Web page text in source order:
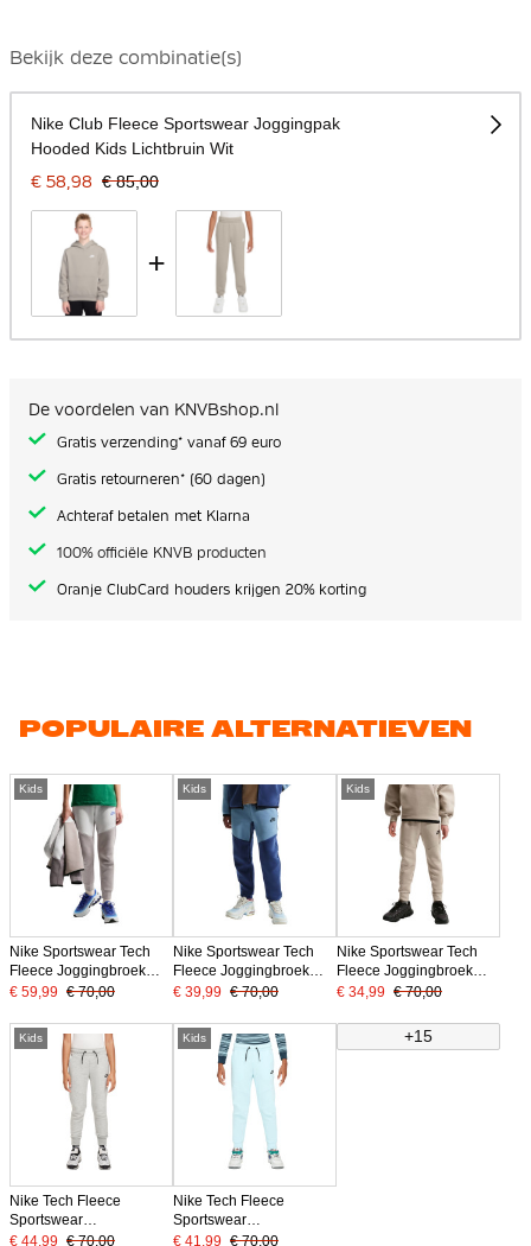
Bekijk deze combinatie(s)
Nike Club Fleece Sportswear Joggingpak
Hooded Kids Lichtbruin Wit
€ 58,98 € 85,00
+
De voordelen van KNVBshop.nl
Gratis verzending* vanaf 69 euro
Gratis retourneren* (60 dagen)
Achteraf betalen met Klarna
100% officiële KNVB producten
Oranje ClubCard houders krijgen 20% korting
POPULAIRE ALTERNATIEVEN
Kids
Nike Sportswear Tech
Fleece Joggingbroek
Kids Grijs Lichtgrijs Zwart
€ 59,99 € 70,00
Kids
Nike Sportswear Tech
Fleece Joggingbroek
Kids Donkerblauw Blauw
€ 39,99 € 70,00
Kids
Nike Sportswear Tech
Fleece Joggingbroek
Kids Beige Zwart
€ 34,99 € 70,00
Kids
Nike Tech Fleece
Sportswear
Joggingbroek Kids
€ 44,99 € 70,00
Kids
Nike Tech Fleece
Sportswear
Joggingbroek Kids
€ 41,99 € 70,00
+15